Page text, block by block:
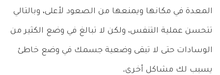
المعدة في مكانها ويمنعها من الصعود لأعلى، وبالتالي
تتحسن عملية التنفس، ولكن لا تبالغ في وضع الكثير من
الوسادات حتى لا تبقى وضعية جسمك في وضع خاطئ
يسبب لك مشاكل أخرى.